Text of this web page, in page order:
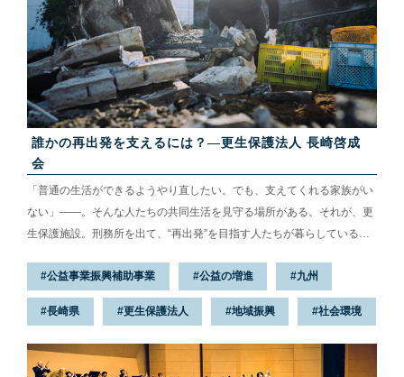
誰かの再出発を支えるには？—更生保護法人 長崎啓成
会
「普通の生活ができるようやり直したい。でも、支えてくれる家族がい
ない」——。そんな人たちの共同生活を見守る場所がある。それが、更
生保護施設。刑務所を出て、“再出発”を目指す人たちが暮らしている。
時代、刑務所職員が「身寄りのない人ほど再起が難しい」と気付き、服
役を終えた人たちを自宅に住まわせたのが始まりだ。それ以来、多くの
人の社会復帰を後押ししており、そんな長崎啓成会の活動を、JKAは支
援してきた。では、どうして“再出発”を支える必要があるのだろうか。
窃盗の罪を犯した、ある男性の話から始めたい。
公益事業振興補助事業 公益の増進 九州
長崎県 更生保護法人 地域振興 社会環境